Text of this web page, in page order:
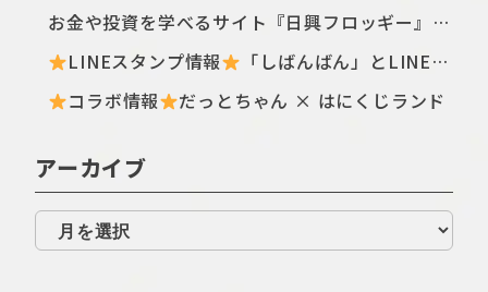
お金や投資を学べるサイト『日興フロッギー』にてTomo.Nがぴよこ豆のイラストを描き下ろしました
LINEスタンプ情報
「しばんばん」とLINEオープンチャットがコラボしたスタンプが初登場！
コラボ情報
だっとちゃん × はにくじランド
アーカイブ